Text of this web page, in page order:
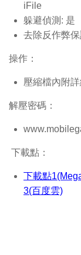
iFile
躲避偵測: 是
去除反作弊
操作：
壓縮檔內附
解壓密碼：
下載點：
下載點
3(百度雲)